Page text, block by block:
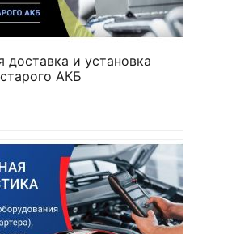
доставка и установка
АКБ